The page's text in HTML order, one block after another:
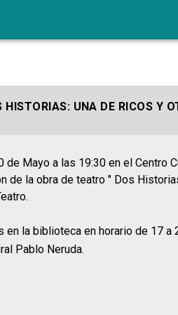
UNA DE RICOS Y
Mayo a las 19:30 en el Centro
de la obra de teatro " Dos
en la biblioteca en horario de 17
Pablo Neruda.